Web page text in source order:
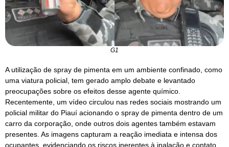
G1
A utilização de spray de pimenta em um ambiente confinado, como
uma viatura policial, tem gerado amplo debate e levantado
preocupações sobre os efeitos desse agente químico.
Recentemente, um vídeo circulou nas redes sociais mostrando um
policial militar do Piauí acionando o spray de pimenta dentro de um
carro da corporação, onde outros dois agentes também estavam
presentes. As imagens capturam a reação imediata e intensa dos
ocupantes, evidenciando os riscos inerentes à inalação e contato